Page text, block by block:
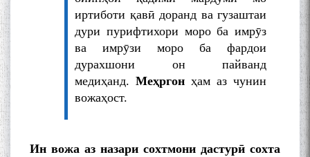
иртиботи қавӣ доранд ва гузаштаи
дури пурифтихори моро ба имрӯз
ва имрӯзи моро ба фардои
дурахшони он пайванд
медиҳанд. Меҳргон ҳам аз чунин
вожаҳост.
Ин вожа аз назари сохтмони дастурӣ сохта